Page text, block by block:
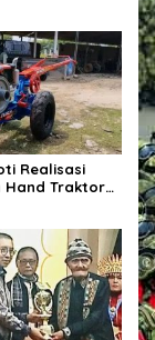
Realisasi
Hand Traktor